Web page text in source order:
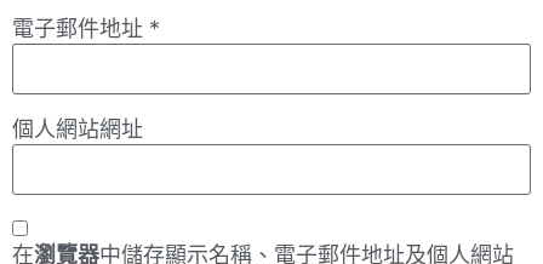
電子郵件地址 *
個人網站網址
在瀏覽器中儲存顯示名稱、電子郵件地址及個人網站